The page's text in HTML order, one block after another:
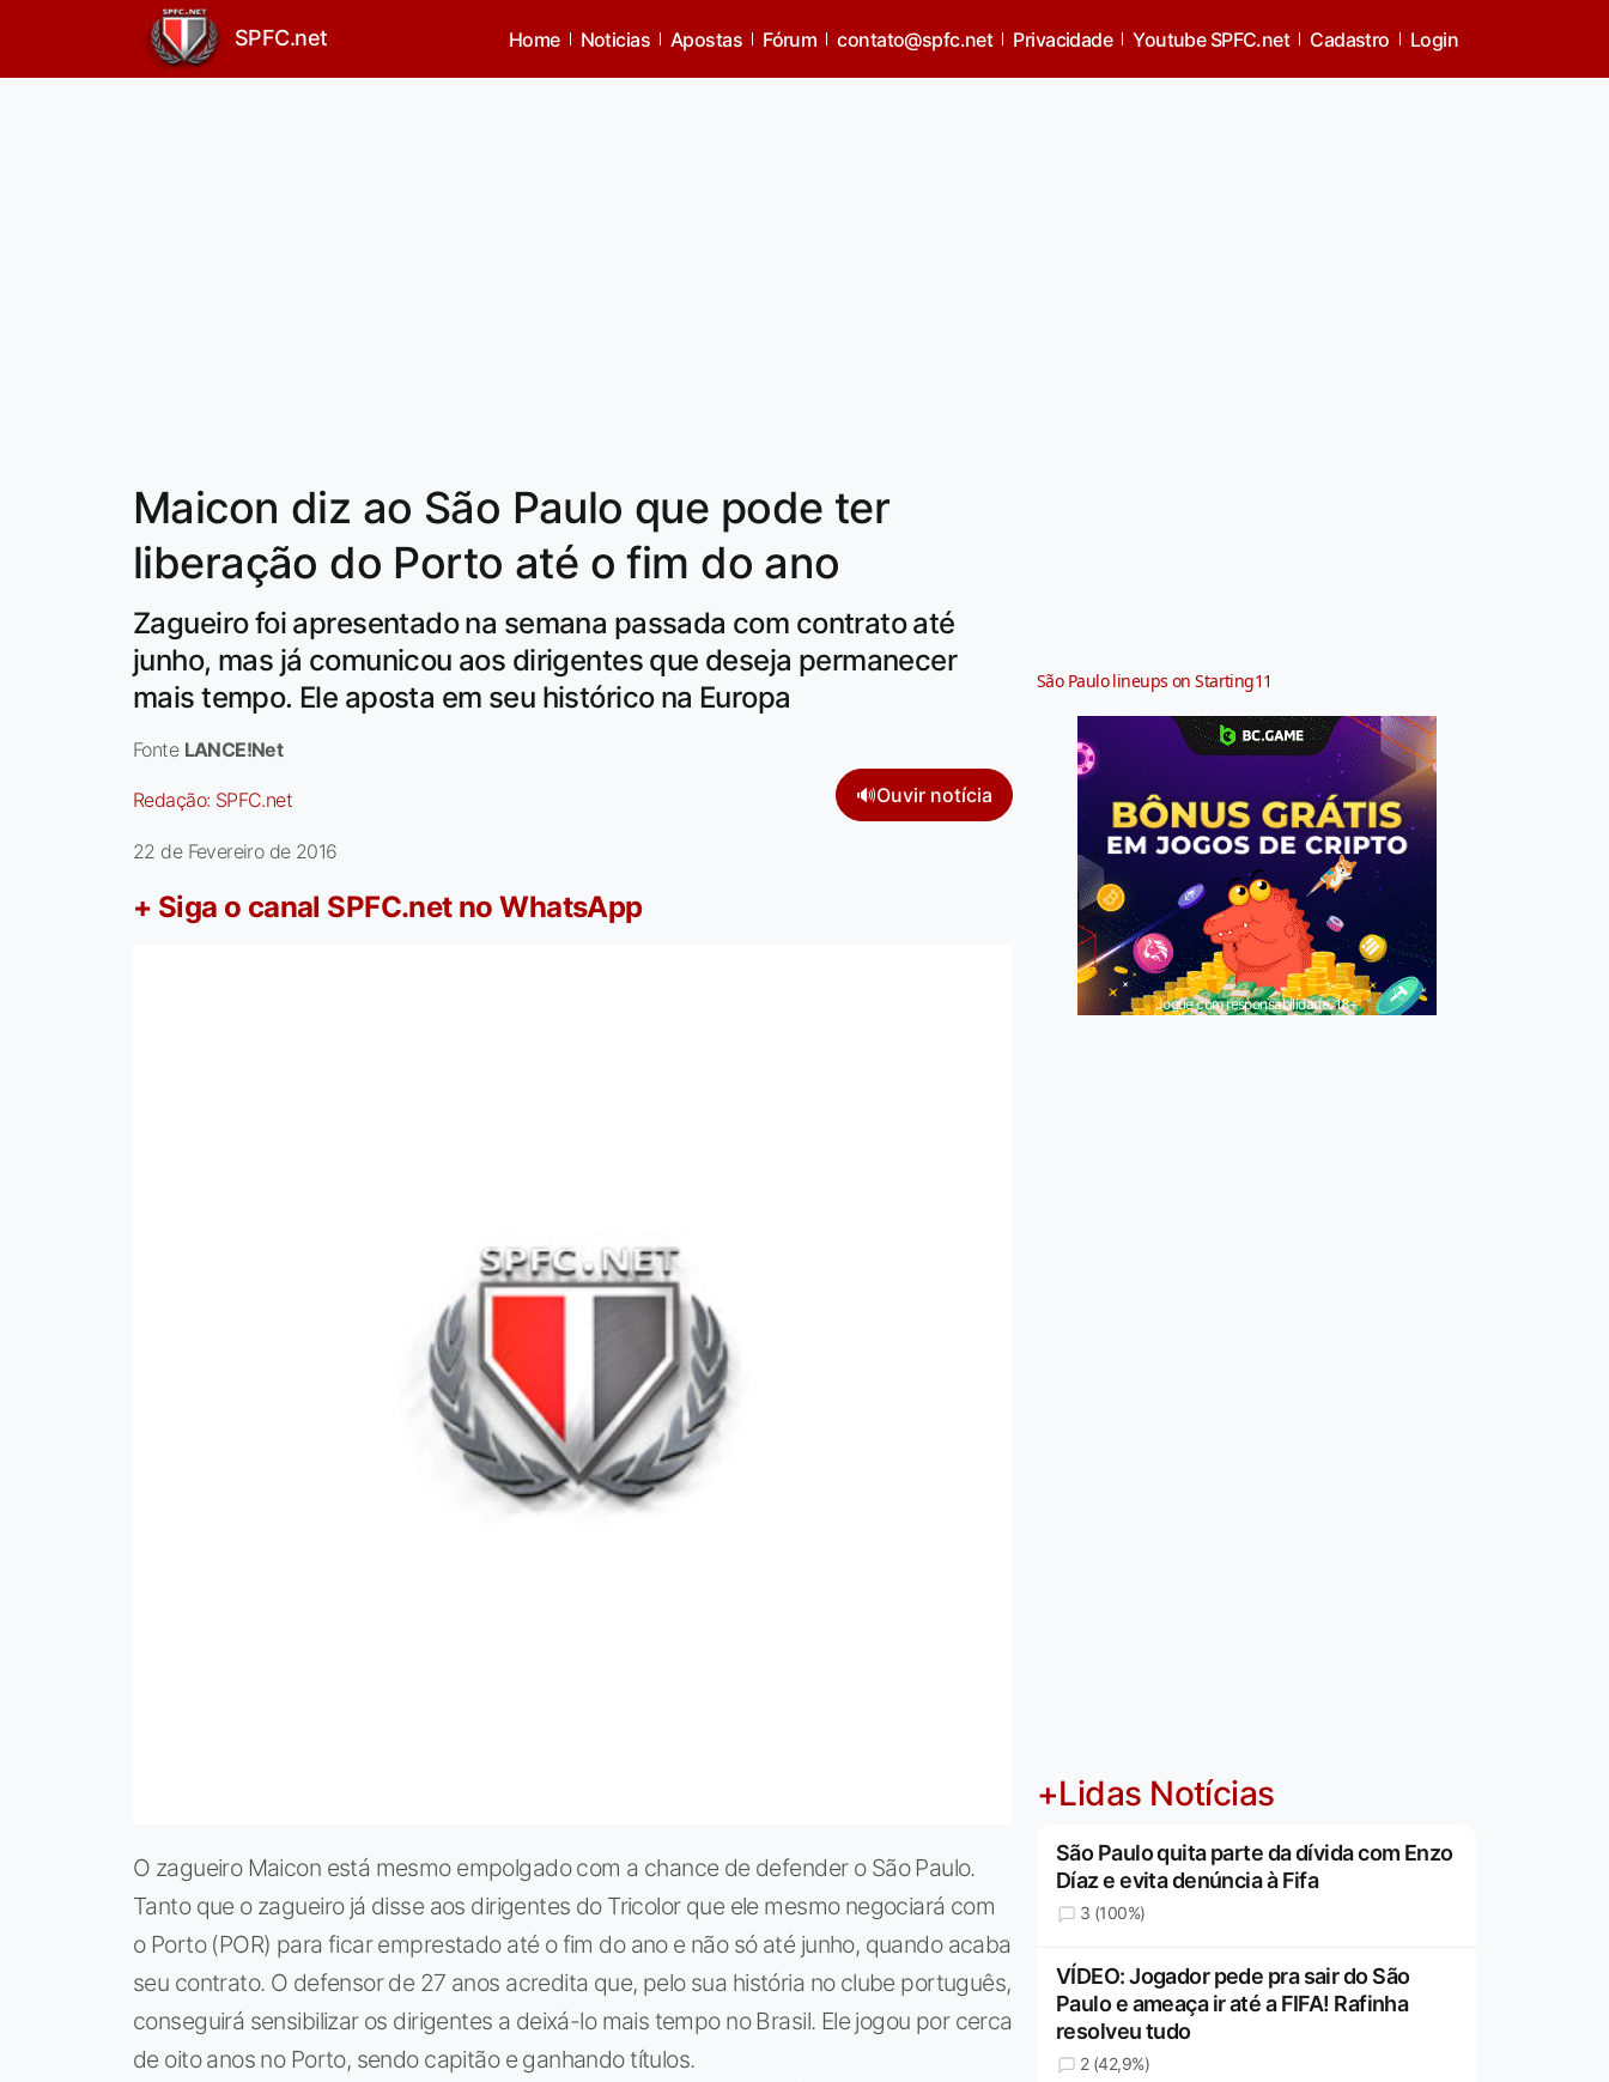
SPFC.net Home Noticias Apostas Fórum contato@spfc.net Privacidade Youtube SPFC.net Cadastro Login
Maicon diz ao São Paulo que pode ter
liberação do Porto até o fim do ano
Zagueiro foi apresentado na semana passada com contrato até
junho, mas já comunicou aos dirigentes que deseja permanecer
mais tempo. Ele aposta em seu histórico na Europa
Fonte LANCE!Net
Redação: SPFC.net 🔊Ouvir notícia
22 de Fevereiro de 2016
+ Siga o canal SPFC.net no WhatsApp
O zagueiro Maicon está mesmo empolgado com a chance de defender o São Paulo.
Tanto que o zagueiro já disse aos dirigentes do Tricolor que ele mesmo negociará com
o Porto (POR) para ficar emprestado até o fim do ano e não só até junho, quando acaba
seu contrato. O defensor de 27 anos acredita que, pelo sua história no clube português,
conseguirá sensibilizar os dirigentes a deixá-lo mais tempo no Brasil. Ele jogou por cerca
de oito anos no Porto, sendo capitão e ganhando títulos.
São Paulo lineups on Starting11
Jogue com responsabilidade. 18+
+Lidas Notícias
São Paulo quita parte da dívida com Enzo
Díaz e evita denúncia à Fifa
3 (100%)
VÍDEO: Jogador pede pra sair do São
Paulo e ameaça ir até a FIFA! Rafinha
resolveu tudo
2 (42,9%)